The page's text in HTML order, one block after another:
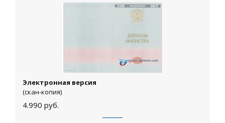
Электронная версия
(скан-копия)
4.990 руб.